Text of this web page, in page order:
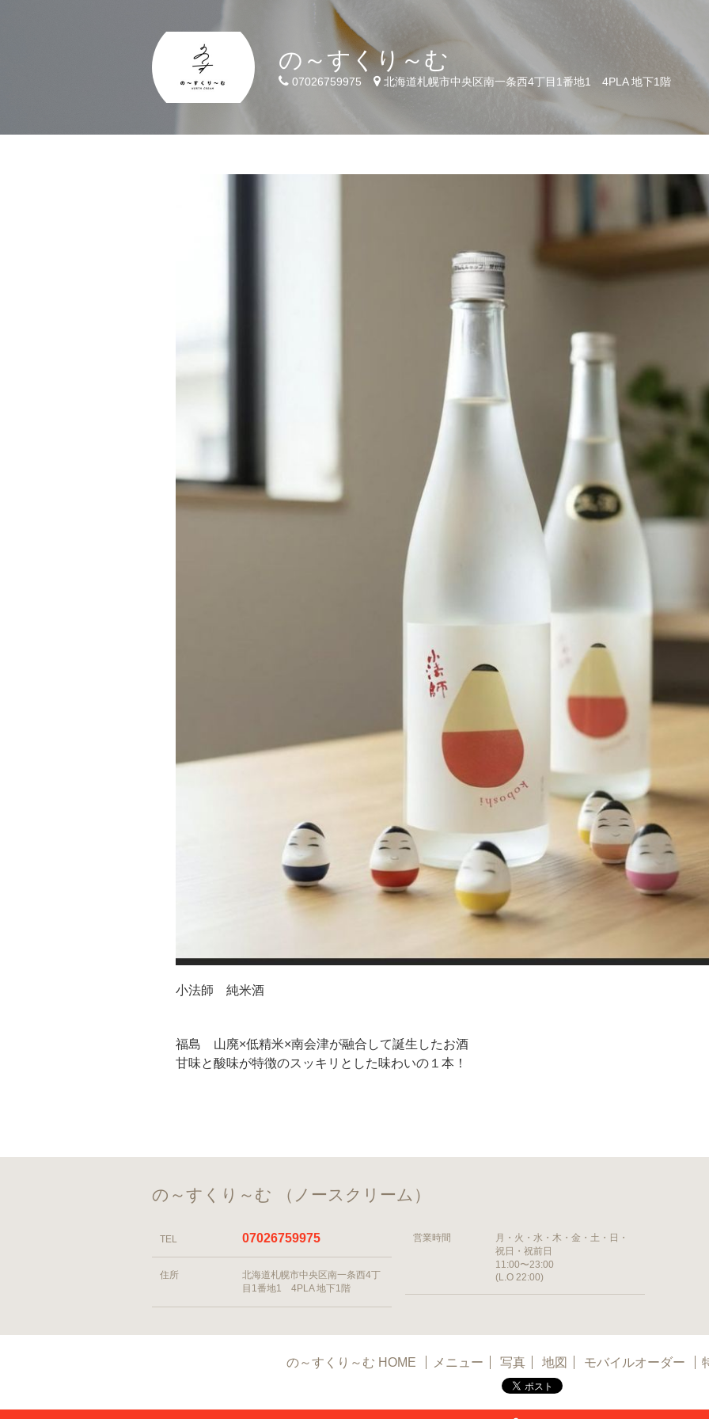
の～すくり～む
07026759975 北海道札幌市中央区南一条西4丁目1番地1 4PLA 地下1階
小法師 純米酒
福島 山廃×低精米×南会津が融合して誕生したお酒
甘味と酸味が特徴のスッキリとした味わいの１本！
の～すくり～む （ノースクリーム）
TEL 07026759975
住所
北海道札幌市中央区南一条西4丁
目1番地1 4PLA 地下1階
営業時間
月・火・水・木・金・土・日・
祝日・祝前日
11:00〜23:00
(L.O 22:00)
の～すくり～む HOME メニュー 写真 地図 モバイルオーダー